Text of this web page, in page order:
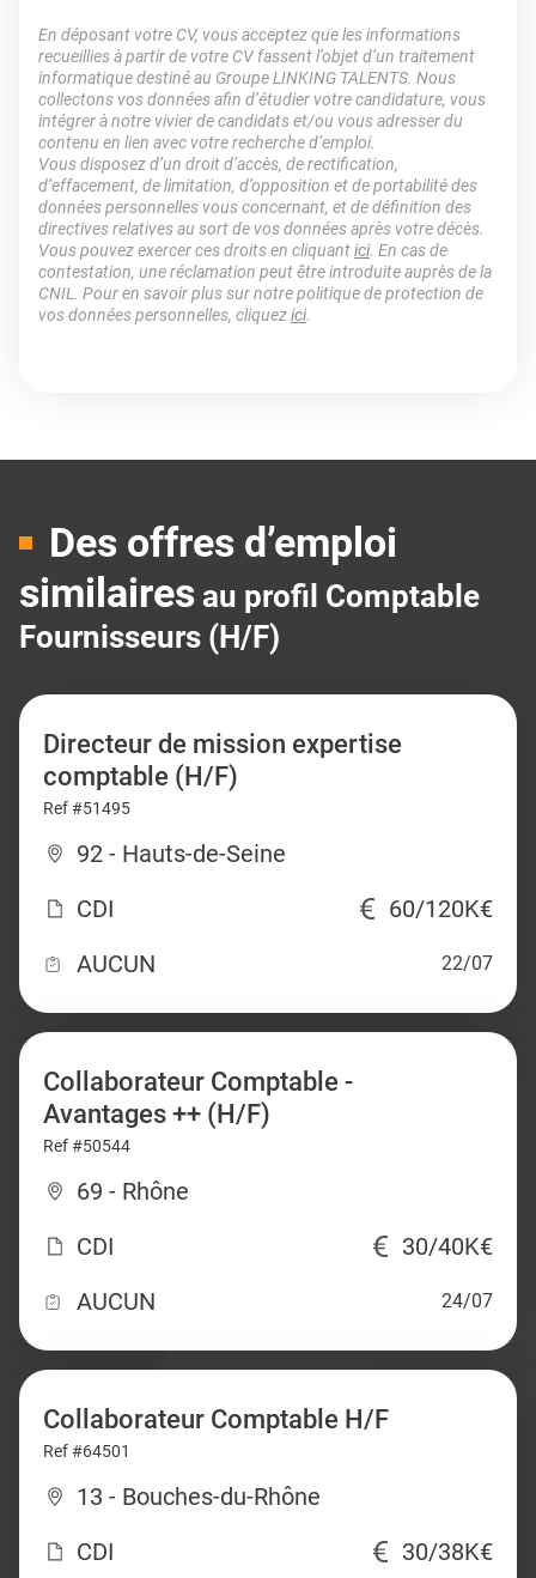
En déposant votre CV, vous acceptez que les informations
recueillies à partir de votre CV fassent l’objet d’un traitement
informatique destiné au Groupe LINKING TALENTS. Nous
collectons vos données afin d’étudier votre candidature, vous
intégrer à notre vivier de candidats et/ou vous adresser du
contenu en lien avec votre recherche d’emploi.
Vous disposez d’un droit d’accès, de rectification,
d’effacement, de limitation, d’opposition et de portabilité des
données personnelles vous concernant, et de définition des
directives relatives au sort de vos données après votre décès.
Vous pouvez exercer ces droits en cliquantici. En cas de
contestation, une réclamation peut être introduite auprès de la
CNIL. Pour en savoir plus sur notre politique de protection de
vos données personnelles, cliquezici.
Des offres d’emploi
similaires au profil Comptable
Fournisseurs (H/F)
Directeur de mission expertise
comptable (H/F)
Ref #51495
92 - Hauts-de-Seine
CDI
60/120K€
AUCUN
22/07
Collaborateur Comptable -
Avantages ++ (H/F)
Ref #50544
69 - Rhône
CDI
30/40K€
AUCUN
24/07
Collaborateur Comptable H/F
Ref #64501
13 - Bouches-du-Rhône
CDI
30/38K€